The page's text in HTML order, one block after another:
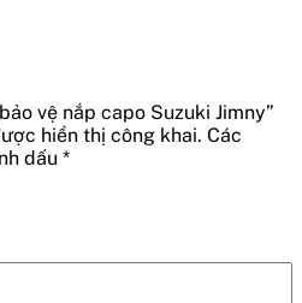
vệ nắp capo Suzuki Jimny”
hiển thị công khai. Các
dấu *